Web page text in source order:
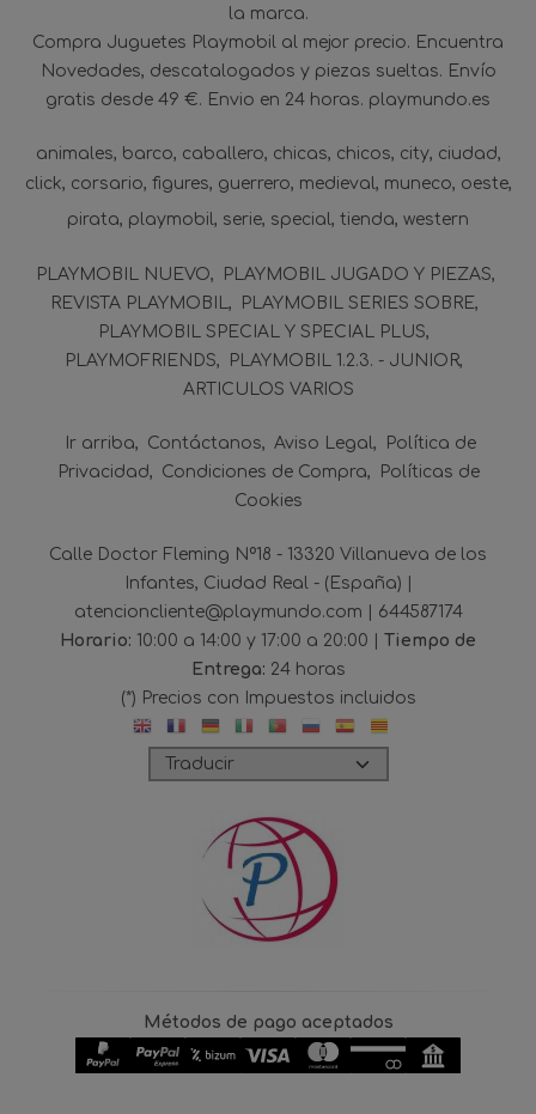
la marca.
Compra Juguetes Playmobil al mejor precio. Encuentra
Novedades, descatalogados y piezas sueltas. Envío
gratis desde 49 €. Envio en 24 horas. playmundo.es
animales barco caballero chicas chicos city ciudad
click corsario figures guerrero medieval muneco oeste
pirata playmobil serie special tienda western
PLAYMOBIL NUEVO
PLAYMOBIL JUGADO Y PIEZAS
REVISTA PLAYMOBIL
PLAYMOBIL SERIES SOBRE
PLAYMOBIL SPECIAL Y SPECIAL PLUS
PLAYMOFRIENDS
PLAYMOBIL 1.2.3. - JUNIOR
ARTICULOS VARIOS
Ir arriba Contáctanos Aviso Legal
Política de
Privacidad
Condiciones de Compra
Políticas de
Cookies
Calle Doctor Fleming Nº18 - 13320 Villanueva de los
Infantes, Ciudad Real - (España) |
atencioncliente@playmundo.com | 644587174
Horario: 10:00 a 14:00 y 17:00 a 20:00 | Tiempo de
Entrega: 24 horas
(*) Precios con Impuestos incluidos
Métodos de pago aceptados